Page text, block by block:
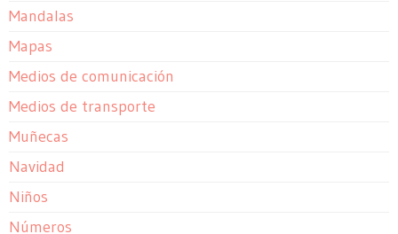
Mandalas
Mapas
Medios de comunicación
Medios de transporte
Muñecas
Navidad
Niños
Números